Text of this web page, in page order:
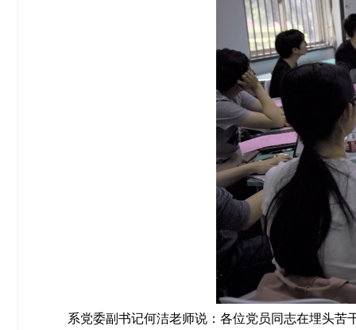
系党委副书记何洁老师说：各位党员同志在埋头